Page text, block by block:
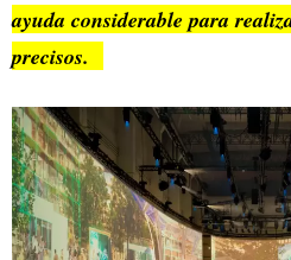
ayuda considerable para
precisos.